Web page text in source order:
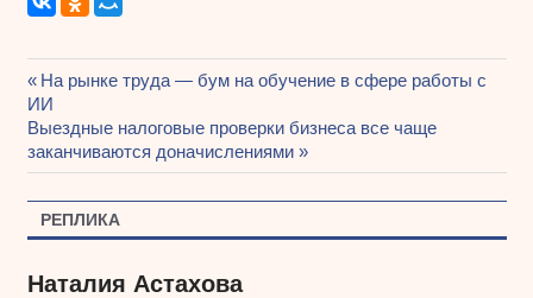
Навигация
по
записям
Предыдущая
запись:
На рынке труда — бум на обучение в сфере работы с
ИИ
Следующая
запись:
Выездные налоговые проверки бизнеса все чаще
заканчиваются доначислениями
РЕПЛИКА
Наталия Астахова